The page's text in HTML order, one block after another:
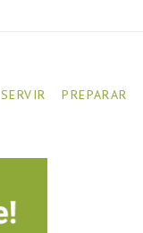
SERVIR PREPARAR